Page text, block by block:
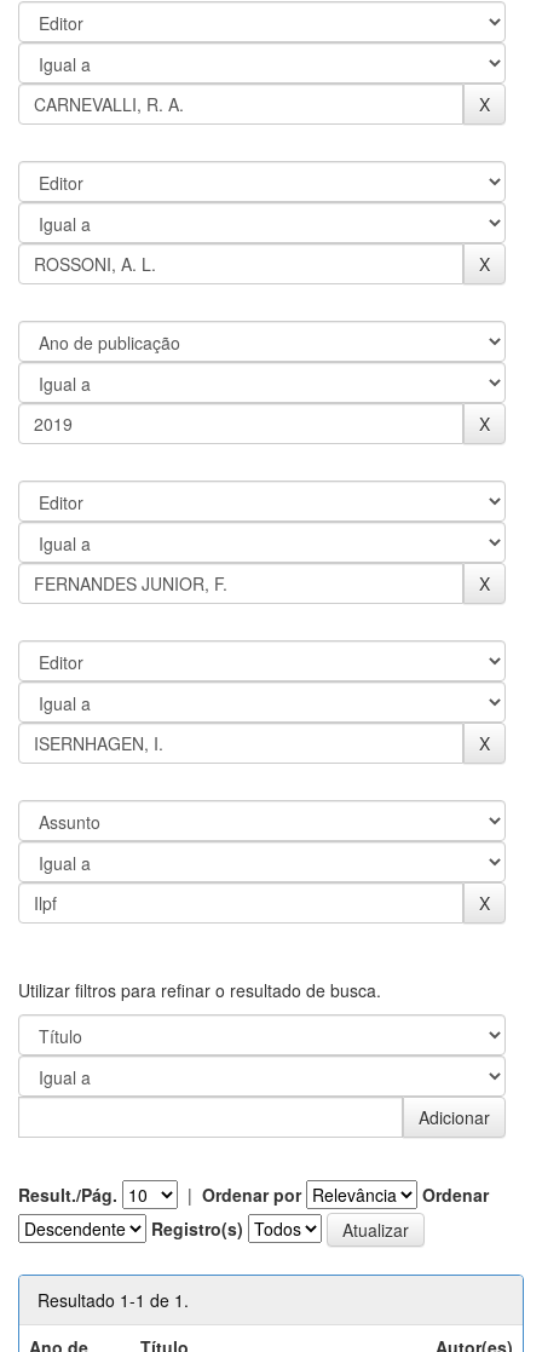
Utilizar filtros para refinar o resultado de busca.
Result./Pág. | Ordenar por
Ordenar
Registro(s)
Resultado 1-1 de 1.
Ano de
Título Autor(es)